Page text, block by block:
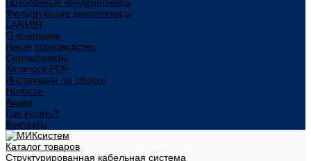
Фильтрующие вентиляторы
LANMIR
О компании
Наше производство
Сертификаты
Каталоги PDF
Инструкции по сборке
Новости
Акции
Где купить?
Контакты
Каталог товаров
Структурированная кабельная система